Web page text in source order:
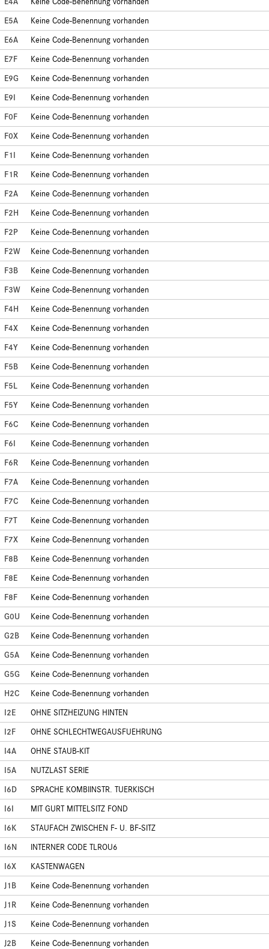
E5A
Keine Code-Benennung vorhanden
E6A
Keine Code-Benennung vorhanden
E7F
Keine Code-Benennung vorhanden
E9G
Keine Code-Benennung vorhanden
E9I
Keine Code-Benennung vorhanden
F0F
Keine Code-Benennung vorhanden
F0X
Keine Code-Benennung vorhanden
F1I
Keine Code-Benennung vorhanden
F1R
Keine Code-Benennung vorhanden
F2A
Keine Code-Benennung vorhanden
F2H
Keine Code-Benennung vorhanden
F2P
Keine Code-Benennung vorhanden
F2W
Keine Code-Benennung vorhanden
F3B
Keine Code-Benennung vorhanden
F3W
Keine Code-Benennung vorhanden
F4H
Keine Code-Benennung vorhanden
F4X
Keine Code-Benennung vorhanden
F4Y
Keine Code-Benennung vorhanden
F5B
Keine Code-Benennung vorhanden
F5L
Keine Code-Benennung vorhanden
F5Y
Keine Code-Benennung vorhanden
F6C
Keine Code-Benennung vorhanden
F6I
Keine Code-Benennung vorhanden
F6R
Keine Code-Benennung vorhanden
F7A
Keine Code-Benennung vorhanden
F7C
Keine Code-Benennung vorhanden
F7T
Keine Code-Benennung vorhanden
F7X
Keine Code-Benennung vorhanden
F8B
Keine Code-Benennung vorhanden
F8E
Keine Code-Benennung vorhanden
F8F
Keine Code-Benennung vorhanden
G0U
Keine Code-Benennung vorhanden
G2B
Keine Code-Benennung vorhanden
G5A
Keine Code-Benennung vorhanden
G5G
Keine Code-Benennung vorhanden
H2C
Keine Code-Benennung vorhanden
I2E
OHNE SITZHEIZUNG HINTEN
I2F
OHNE SCHLECHTWEGAUSFUEHRUNG
I4A
OHNE STAUB-KIT
I5A
NUTZLAST SERIE
I6D
SPRACHE KOMBIINSTR. TUERKISCH
I6I
MIT GURT MITTELSITZ FOND
I6K
STAUFACH ZWISCHEN F- U. BF-SITZ
I6N
INTERNER CODE TLROU6
I6X
KASTENWAGEN
J1B
Keine Code-Benennung vorhanden
J1R
Keine Code-Benennung vorhanden
J1S
Keine Code-Benennung vorhanden
J2B
Keine Code-Benennung vorhanden